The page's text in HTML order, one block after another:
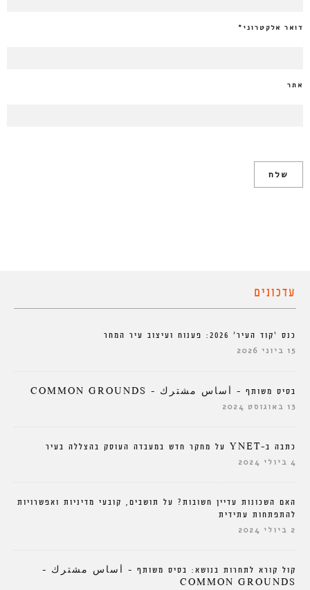
דואר אלקטרוני *
אתר
עדכונים
כנס ‘קוד העיר’ 2026: פענוח ועיצוב עיר המחר
15 ביוני 2026
בסיס משותף – أساس مشترك – COMMON GROUNDS
13 באוגוסט 2024
כתבה ב-YNET על מחקר חדש במעבדה העוסק בהצללה בעיר
4 ביולי 2024
האם השכונות עדיין חשובות? על תושבים, קובעי מדיניות ואפשרויות
להתפתחות עתידית
2 ביולי 2024
קול קורא לתחרות בנושא: בסיס משותף – أساس مشترك –
COMMON GROUNDS